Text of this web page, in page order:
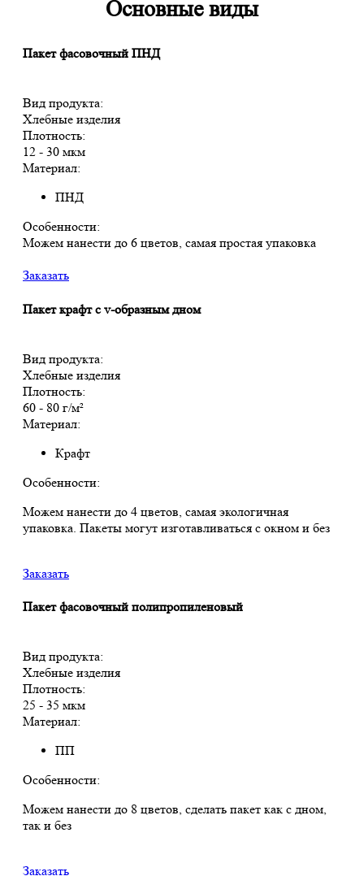
Основные виды
Пакет фасовочный ПНД
Вид продукта:
Хлебные изделия
Плотность:
12 - 30 мкм
Материал:
ПНД
Особенности:
Можем нанести до 6 цветов, самая простая упаковка
Заказать
Пакет крафт с v-образным дном
Вид продукта:
Хлебные изделия
Плотность:
60 - 80 г/м²
Материал:
Крафт
Особенности:
Можем нанести до 4 цветов, самая экологичная
упаковка. Пакеты могут изготавливаться с окном и без
Заказать
Пакет фасовочный полипропиленовый
Вид продукта:
Хлебные изделия
Плотность:
25 - 35 мкм
Материал:
ПП
Особенности:
Можем нанести до 8 цветов, сделать пакет как с дном,
так и без
Заказать